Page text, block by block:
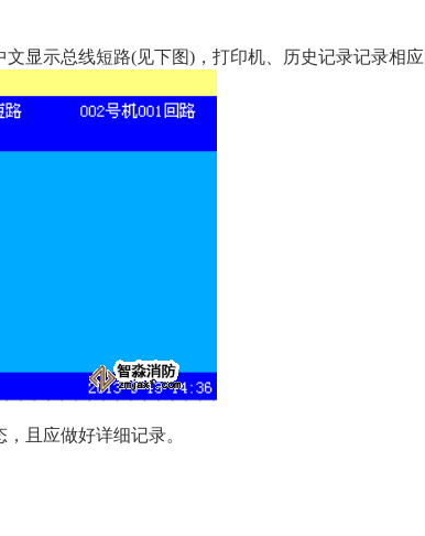
显示总线短路(见下图)，打印机、历史记录记录相应
且应做好详细记录。